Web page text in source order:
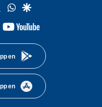
twitterwhatsapp
google
youtube-
en
en